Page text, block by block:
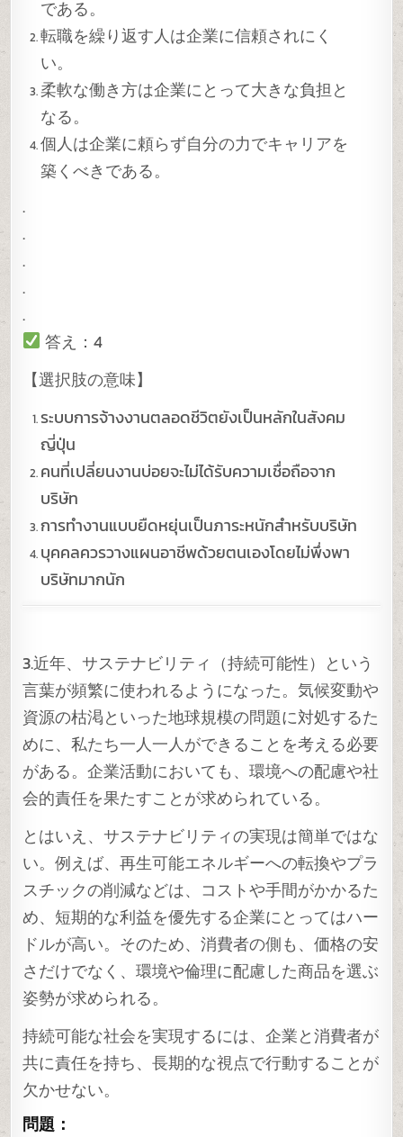
である。
転職を繰り返す人は企業に信頼されにく
い。
柔軟な働き方は企業にとって大きな負担と
なる。
個人は企業に頼らず自分の力でキャリアを
築くべきである。
.
.
.
.
.
答え：4
【選択肢の意味】
ระบบการจ้างงานตลอดชีวิตยังเป็นหลักในสังคม
ญี่ปุ่น
คนที่เปลี่ยนงานบ่อยจะไม่ได้รับความเชื่อถือจาก
บริษัท
การทำงานแบบยืดหยุ่นเป็นภาระหนักสำหรับบริษัท
บุคคลควรวางแผนอาชีพด้วยตนเองโดยไม่พึ่งพา
บริษัทมากนัก
3.近年、サステナビリティ（持続可能性）という
言葉が頻繁に使われるようになった。気候変動や
資源の枯渇といった地球規模の問題に対処するた
めに、私たち一人一人ができることを考える必要
がある。企業活動においても、環境への配慮や社
会的責任を果たすことが求められている。
とはいえ、サステナビリティの実現は簡単ではな
い。例えば、再生可能エネルギーへの転換やプラ
スチックの削減などは、コストや手間がかかるた
め、短期的な利益を優先する企業にとってはハー
ドルが高い。そのため、消費者の側も、価格の安
さだけでなく、環境や倫理に配慮した商品を選ぶ
姿勢が求められる。
持続可能な社会を実現するには、企業と消費者が
共に責任を持ち、長期的な視点で行動することが
欠かせない。
問題：